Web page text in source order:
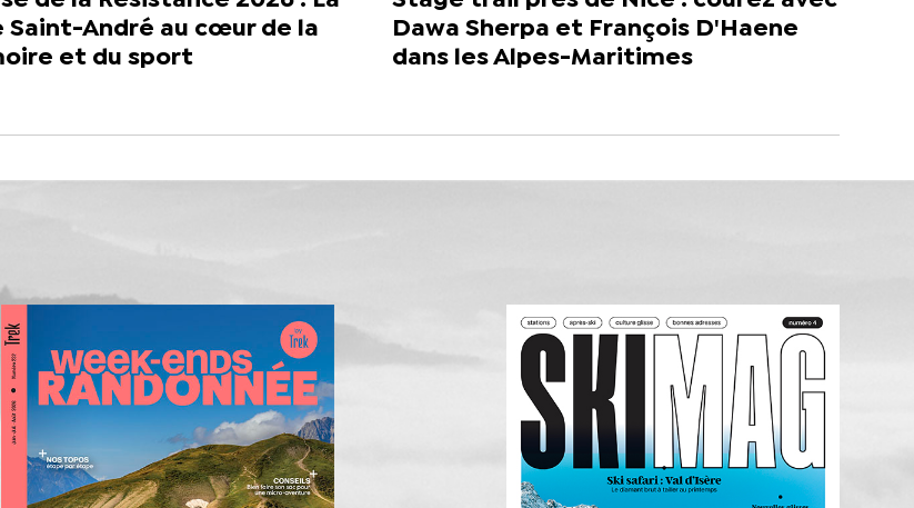
Saint-André au cœur de la
et du sport
Dawa Sherpa et François D'Haene
dans les Alpes-Maritimes